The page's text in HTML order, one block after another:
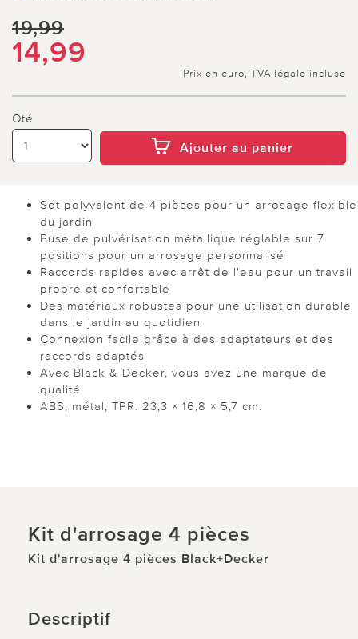
19,99
14,99
Prix en euro, TVA légale incluse
Qté
Ajouter au panier
Set polyvalent de 4 pièces pour un arrosage flexible
du jardin
Buse de pulvérisation métallique réglable sur 7
positions pour un arrosage personnalisé
Raccords rapides avec arrêt de l'eau pour un travail
propre et confortable
Des matériaux robustes pour une utilisation durable
dans le jardin au quotidien
Connexion facile grâce à des adaptateurs et des
raccords adaptés
Avec Black & Decker, vous avez une marque de
qualité
ABS, métal, TPR. 23,3 × 16,8 × 5,7 cm.
Kit d'arrosage 4 pièces
Kit d'arrosage 4 pièces Black+Decker
Descriptif